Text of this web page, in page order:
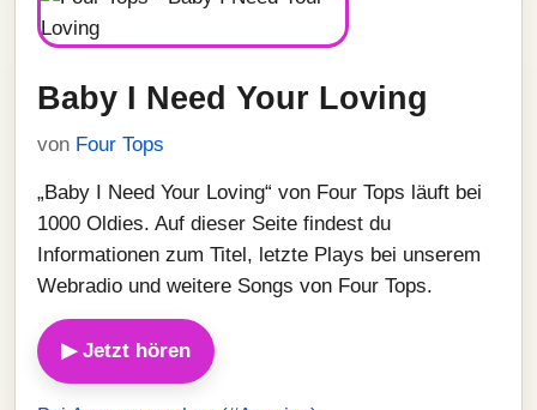
Baby I Need Your Loving
von Four Tops
„Baby I Need Your Loving“ von Four Tops läuft bei
1000 Oldies. Auf dieser Seite findest du
Informationen zum Titel, letzte Plays bei unserem
Webradio und weitere Songs von Four Tops.
▶ Jetzt hören